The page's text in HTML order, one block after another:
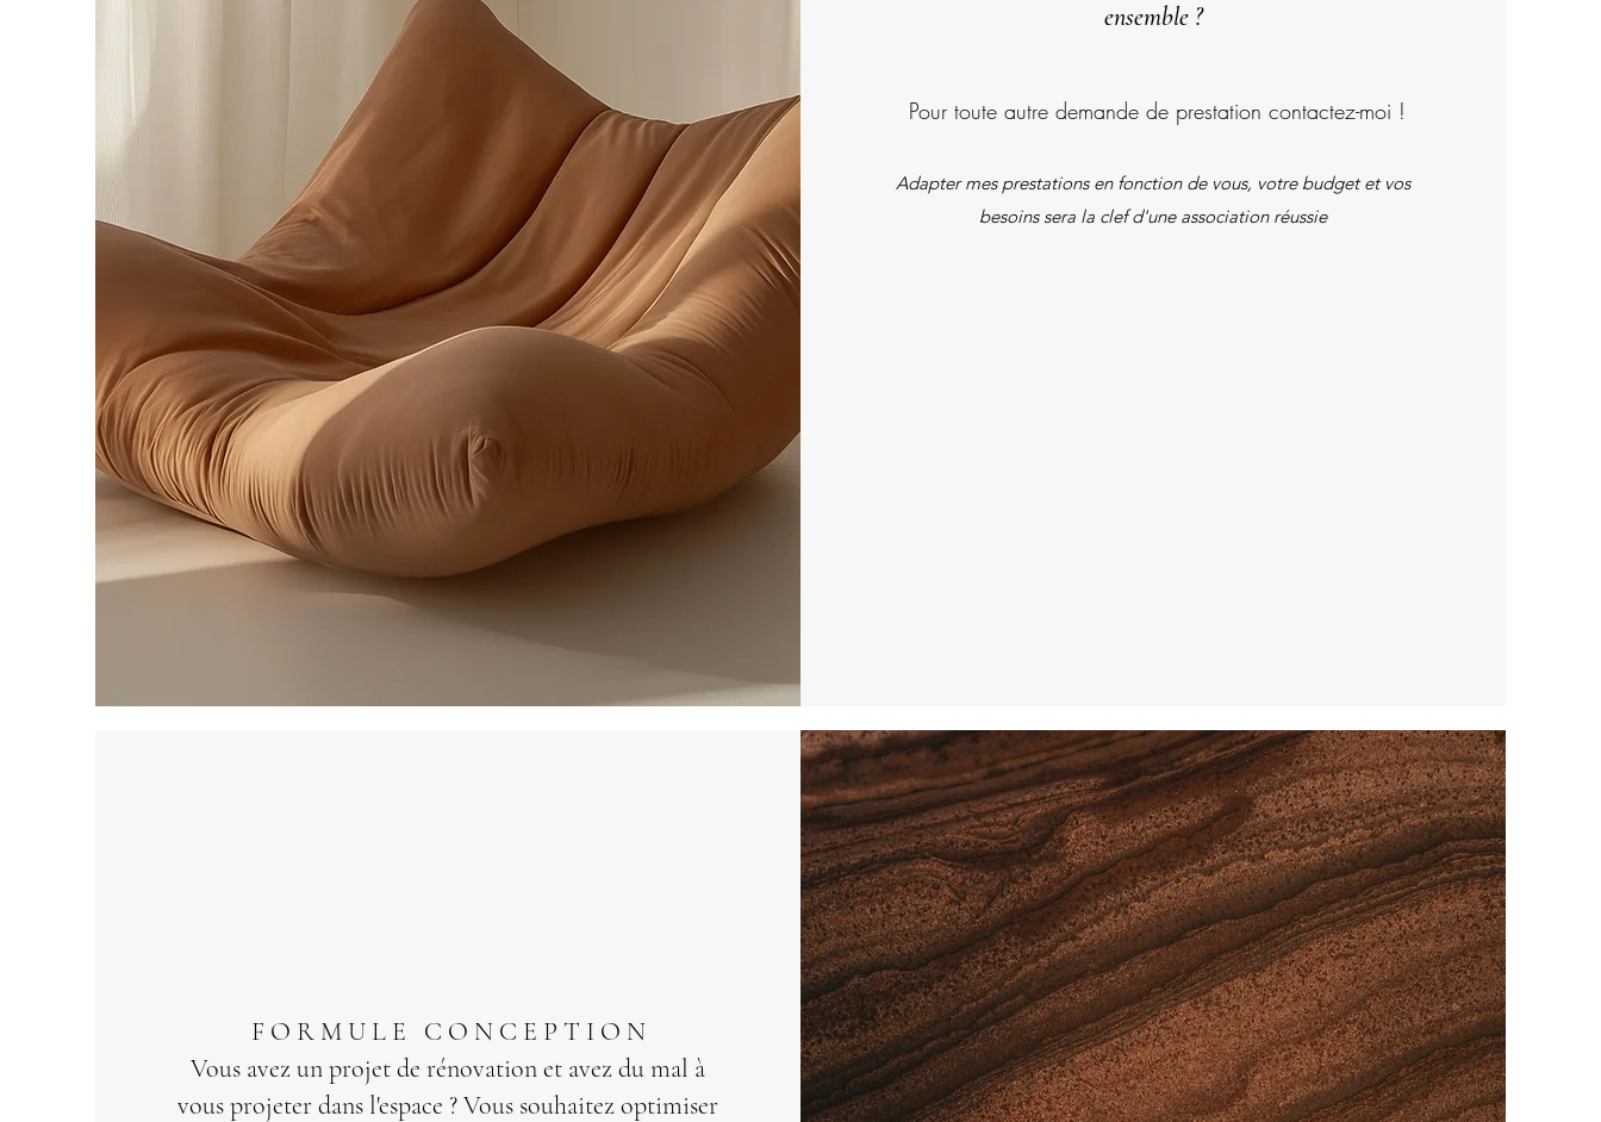
ensemble ?
Pour toute autre demande de prestation contactez-moi !
Adapter mes prestations en fonction de vous, votre budget et vos
besoins sera la clef d'une association réussie
F O R M U L E C O N C E P T I O N
Vous avez un projet de rénovation et avez du mal à
vous projeter dans l'espace ? Vous souhaitez optimiser